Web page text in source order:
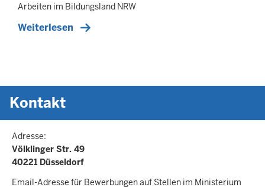
Arbeiten im Bildungsland NRW
Weiterlesen
Kontakt
Adresse:
Völklinger Str. 49
40221 Düsseldorf
Email-Adresse für Bewerbungen auf Stellen im Ministerium